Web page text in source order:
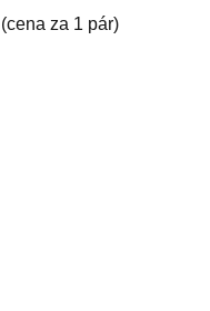
(cena za 1 pár)